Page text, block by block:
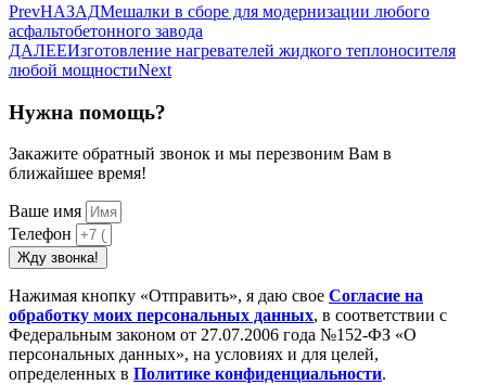
PrevНАЗАДМешалки в сборе для модернизации любого
асфальтобетонного завода
ДАЛЕЕИзготовление нагревателей жидкого теплоносителя
любой мощностиNext
Нужна помощь?
Закажите обратный звонок и мы перезвоним Вам в
ближайшее время!
Ваше имя
Телефон
Жду звонка!
Нажимая кнопку «Отправить», я даю свое Cогласие на
обработку моих персональных данных, в соответствии с
Федеральным законом от 27.07.2006 года №152-ФЗ «О
персональных данных», на условиях и для целей,
определенных в Политике конфиденциальности.